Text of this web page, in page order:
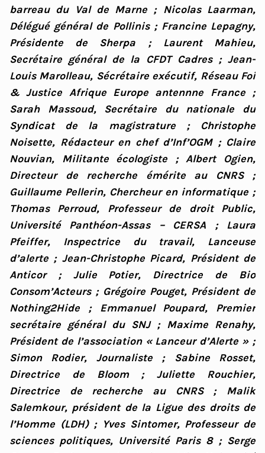
barreau du Val de Marne ; Nicolas Laarman,
Délégué général de Pollinis ; Francine Lepagny,
Présidente de Sherpa ; Laurent Mahieu,
Secrétaire général de la CFDT Cadres ; Jean-
Louis Marolleau, Sécrétaire exécutif, Réseau Foi
& Justice Afrique Europe antennne France ;
Sarah Massoud, Secrétaire du nationale du
Syndicat de la magistrature ; Christophe
Noisette, Rédacteur en chef d’Inf’OGM ; Claire
Nouvian, Militante écologiste ; Albert Ogien,
Directeur de recherche émérite au CNRS ;
Guillaume Pellerin, Chercheur en informatique ;
Thomas Perroud, Professeur de droit Public,
Université Panthéon-Assas – CERSA ; Laura
Pfeiffer, Inspectrice du travail, Lanceuse
d’alerte ; Jean-Christophe Picard, Président de
Anticor ; Julie Potier, Directrice de Bio
Consom’Acteurs ; Grégoire Pouget, Président de
Nothing2Hide ; Emmanuel Poupard, Premier
secrétaire général du SNJ ; Maxime Renahy,
Président de l’association « Lanceur d’Alerte » ;
Simon Rodier, Journaliste ; Sabine Rosset,
Directrice de Bloom ; Juliette Rouchier,
Directrice de recherche au CNRS ; Malik
Salemkour, président de la Ligue des droits de
l’Homme (LDH) ; Yves Sintomer, Professeur de
sciences politiques, Université Paris 8 ; Serge